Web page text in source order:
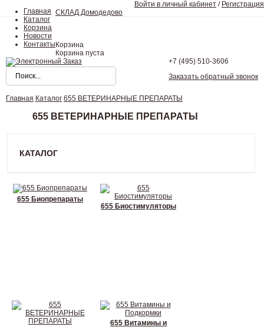
Главная
Каталог
Корзина
Новости
Контакты
Войти в личный кабинет / Регистрация
СКЛАД Домодедово
Корзина
Корзина пуста
+7 (495) 510-3606
Заказать обратный звонок
Главная Каталог 655 ВЕТЕРИНАРНЫЕ ПРЕПАРАТЫ
655 ВЕТЕРИНАРНЫЕ ПРЕПАРАТЫ
КАТАЛОГ
655 Биопрепараты
655 Биостимуляторы
655 Витамины и